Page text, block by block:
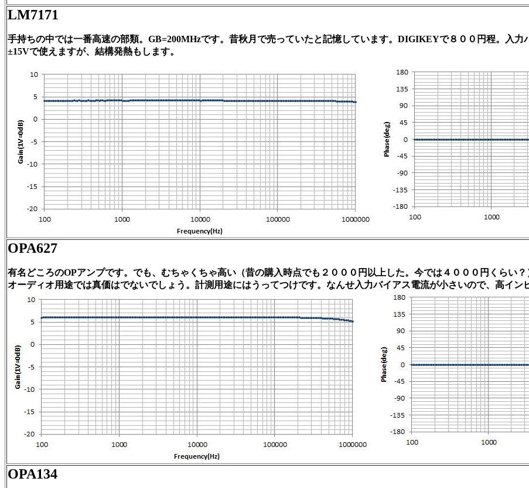
LM7171
手持ちの中では一番高速の部類。GB=200MHzです。昔秋月で売っていたと記憶しています。DIGIKEYで８００円程。入力
±15Vで使えますが、結構発熱もします。
OPA627
有名どころのOPアンプです。でも、むちゃくちゃ高い（昔の購入時点でも２０００円以上した。今では４０００円くらい？
オーディオ用途では真価はでないでしょう。計測用途にはうってつけです。なんせ入力バイアス電流が小さいので、高イン
OPA134